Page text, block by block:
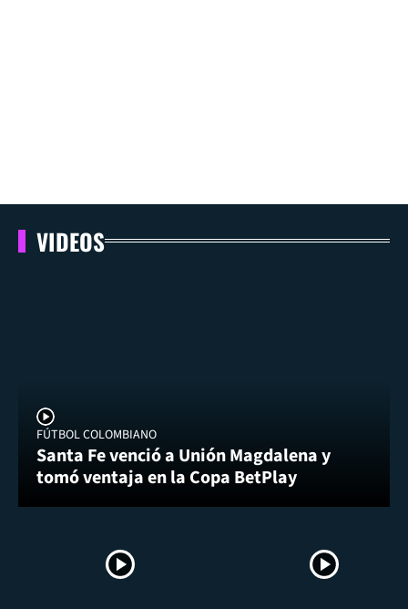
VIDEOS
FÚTBOL COLOMBIANO
Santa Fe venció a Unión Magdalena y
tomó ventaja en la Copa BetPlay